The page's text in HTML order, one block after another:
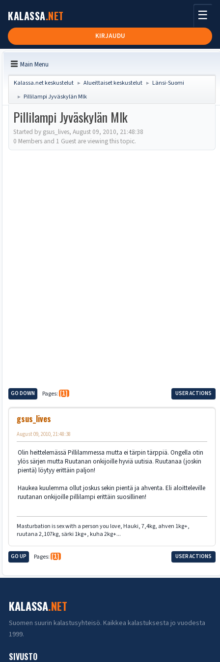
KALASSA.NET
KIRJAUDU
☰
Main Menu
Kalassa.net keskustelut ► Alueittaiset keskustelut ► Länsi-Suomi
► Pillilampi Jyväskylän Mlk
Pillilampi Jyväskylän Mlk
Started by gsus_lives, August 09, 2010, 21:48:38
0 Members and 1 Guest are viewing this topic.
GO DOWN Pages 1 USER ACTIONS
gsus_lives
August 09, 2010, 21:48:38
Olin heittelemässä Pillilammessa mutta ei tärpin tärppiä. Ongella otin
ylös särjen mutta Ruutanan onkijoille hyviä uutisia. Ruutanaa (joskin
pientä) löytyy erittäin paljon!
Haukea kuulemma ollut joskus sekin pientä ja ahventa. Eli aloitteleville
ruutanan onkijoille pillilampi erittäin suosillinen!
Masturbation is sex with a person you love, Hauki, 7,4kg, ahven 1kg+,
ruutana 2,107kg, särki 1kg+, kuha 2kg+...
GO UP Pages 1 USER ACTIONS
KALASSA.NET
Suomen suurin kalastusyhteisö. Kaikkea kalastuksesta jo vuodesta
1999.
SIVUSTO